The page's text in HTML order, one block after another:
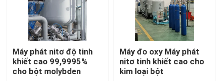
Máy phát nitơ độ tinh
khiết cao 99,9995%
cho bột molybden
Máy đo oxy Máy phát
nitơ tinh khiết cao cho
kim loại bột